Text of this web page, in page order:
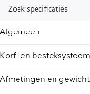
Zoek specificaties
Algemeen
Korf- en besteksysteem
Afmetingen en gewicht